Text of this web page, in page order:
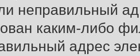
неправильный
каким-либо
адрес